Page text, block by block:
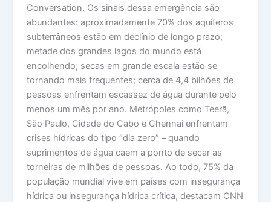
Conversation. Os sinais dessa emergência são
abundantes: aproximadamente 70% dos aquíferos
subterrâneos estão em declínio de longo prazo;
metade dos grandes lagos do mundo está
encolhendo; secas em grande escala estão se
tornando mais frequentes; cerca de 4,4 bilhões de
pessoas enfrentam escassez de água durante pelo
menos um mês por ano. Metrópoles como Teerã,
São Paulo, Cidade do Cabo e Chennai enfrentam
crises hídricas do tipo “dia zero” – quando
suprimentos de água caem a ponto de secar as
torneiras de milhões de pessoas. Ao todo, 75% da
população mundial vive em países com insegurança
hídrica ou insegurança hídrica crítica, destacam CNN